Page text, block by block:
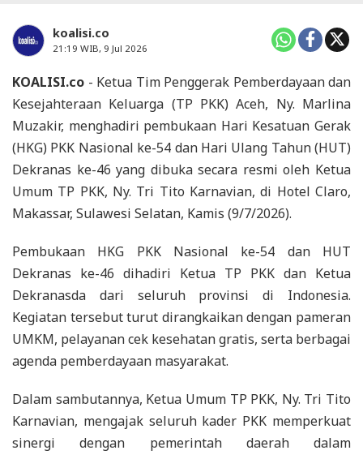
koalisi.co
21:19 WIB, 9 Jul 2026
KOALISI.co - Ketua Tim Penggerak Pemberdayaan dan
Kesejahteraan Keluarga (TP PKK) Aceh, Ny. Marlina
Muzakir, menghadiri pembukaan Hari Kesatuan Gerak
(HKG) PKK Nasional ke-54 dan Hari Ulang Tahun (HUT)
Dekranas ke-46 yang dibuka secara resmi oleh Ketua
Umum TP PKK, Ny. Tri Tito Karnavian, di Hotel Claro,
Makassar, Sulawesi Selatan, Kamis (9/7/2026).
Pembukaan HKG PKK Nasional ke-54 dan HUT
Dekranas ke-46 dihadiri Ketua TP PKK dan Ketua
Dekranasda dari seluruh provinsi di Indonesia.
Kegiatan tersebut turut dirangkaikan dengan pameran
UMKM, pelayanan cek kesehatan gratis, serta berbagai
agenda pemberdayaan masyarakat.
Dalam sambutannya, Ketua Umum TP PKK, Ny. Tri Tito
Karnavian, mengajak seluruh kader PKK memperkuat
sinergi dengan pemerintah daerah dalam